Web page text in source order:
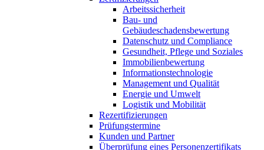
Arbeitssicherheit
Bau- und
Gebäudeschadensbewertung
Datenschutz und Compliance
Gesundheit, Pflege und Soziales
Immobilienbewertung
Informationstechnologie
Management und Qualität
Energie und Umwelt
Logistik und Mobilität
Rezertifizierungen
Prüfungstermine
Kunden und Partner
Überprüfung eines Personenzertifikats